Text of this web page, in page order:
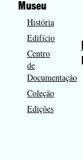
Museu
História
Edifício
Centro
de
Documentação
Coleção
Edições